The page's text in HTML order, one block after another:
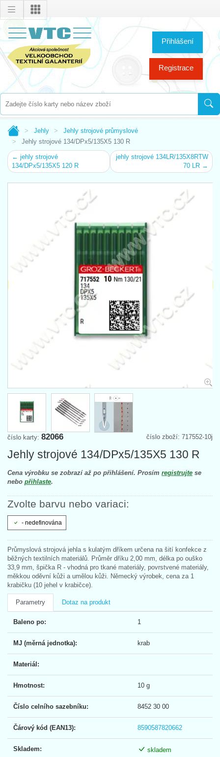
Přihlášení
Registrace
Jehly
Jehly strojové průmyslové
Jehly strojové 134/DPx5/135X5 130 R
← jehly strojové
134/DPx5/135X5 120 R
jehly strojové 134LR/135X8RTW
70 LR →
číslo zboží: 717552-10j
číslo karty: 82066
Jehly strojové 134/DPx5/135X5 130 R
Cena výrobku se zobrazí až po přihlášení. Prosím registrujte se
nebo přihlaste.
Zvolte barvu nebo variaci:
- nedefinována
Průmyslová strojová jehla s kulatým dříkem určena na šití konfekce z
běžných textilních materiálů. Průměr dříku 2,00 mm, délka po ouško
33,9 mm, špička R - vhodná pro tkané materiály, povrstvené materiály,
měkkou oděvní kůži a umělou kůži. Německý výrobek, cena za 1
krabičku (10 jehel v krabičce).
Parametry Dotaz na produkt
Baleno po: 1
MJ (měrná jednotka): krab
Materiál:
Hmotnost: 10 g
Číslo celního sazebníku: 8452 30 00
Čárový kód (EAN13): 8590587820662
Skladem: skladem